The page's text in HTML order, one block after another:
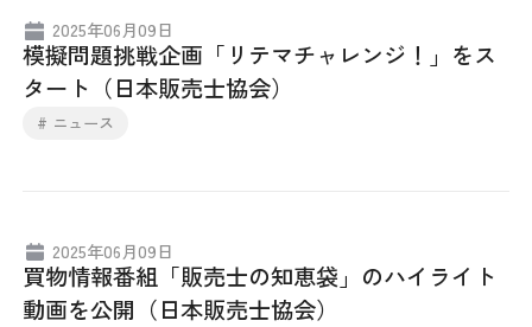
2025年06月09日
模擬問題挑戦企画「リテマチャレンジ！」をス
タート（日本販売士協会）
# ニュース
2025年06月09日
買物情報番組「販売士の知恵袋」のハイライト
動画を公開（日本販売士協会）